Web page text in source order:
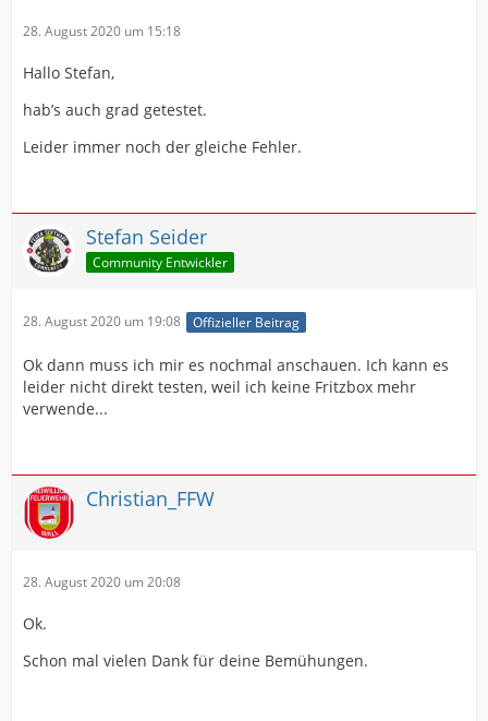
28. August 2020 um 15:18
Hallo Stefan,
hab’s auch grad getestet.
Leider immer noch der gleiche Fehler.
Stefan Seider
Community Entwickler
28. August 2020 um 19:08 Offizieller Beitrag
Ok dann muss ich mir es nochmal anschauen. Ich kann es
leider nicht direkt testen, weil ich keine Fritzbox mehr
verwende...
Christian_FFW
28. August 2020 um 20:08
Ok.
Schon mal vielen Dank für deine Bemühungen.